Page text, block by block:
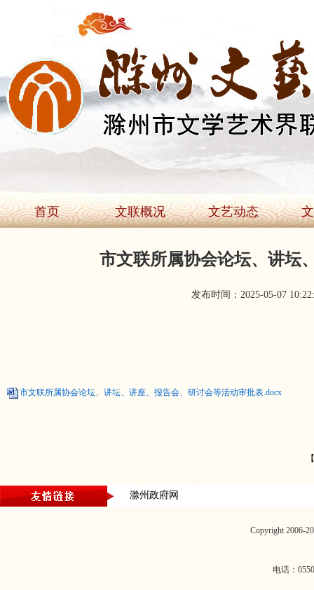
首页 文联概况 文艺动态
市文联所属协会论坛、讲坛
发布时间：2025-05-07
市文联所属协会论坛、讲坛、讲座、报告会、研讨会等活动审批表.docx
滁州政府网
Copyright 2006-
电话：